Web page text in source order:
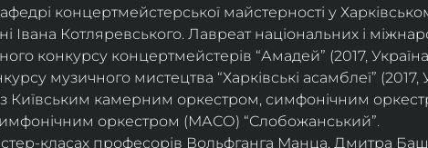
концертмейстерської майстерності у
Івана Котляревського. Лавреат національних і
конкурсу концертмейстерів “Амадей” (2017,
музичного мистецтва “Харківські асамблеї” (2017,
Київським камерним оркестром, симфонічним
оркестром (МАСО) “Слобожанський”.
класах професорів Вольфганга Манца, Дмитра